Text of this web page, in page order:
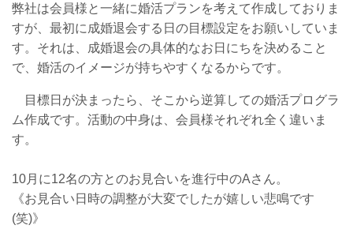
弊社は会員様と一緒に婚活プランを考えて作成しておりま
すが、最初に成婚退会する日の目標設定をお願いしていま
す。それは、成婚退会の具体的なお日にちを決めること
で、婚活のイメージが持ちやすくなるからです。
目標日が決まったら、そこから逆算しての婚活プログラ
ム作成です。活動の中身は、会員様それぞれ全く違いま
す。
10月 に12名の方とのお見合いを進行中のAさん。
《お見合い日時の調整が大変でしたが嬉しい悲鳴です
(笑)》